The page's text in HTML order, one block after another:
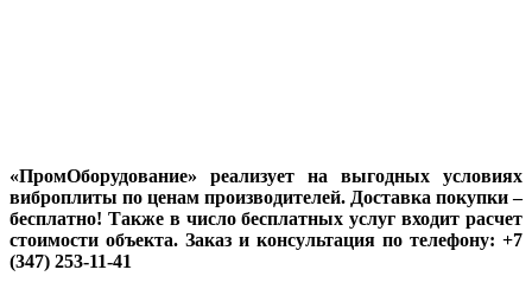
«ПромОборудование» реализует на выгодных условиях
виброплиты по ценам производителей. Доставка покупки –
бесплатно! Также в число бесплатных услуг входит расчет
стоимости объекта. Заказ и консультация по телефону: +7
(347) 253-11-41